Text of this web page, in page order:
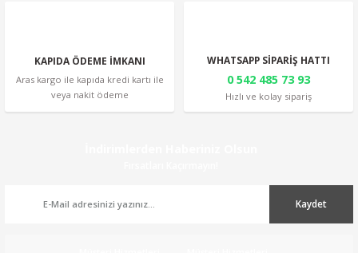
KAPIDA ÖDEME İMKANI
Aras kargo ile kapıda kredi kartı ile
veya nakit ödeme
WHATSAPP SİPARİŞ HATTI
0 542 485 73 93
Hızlı ve kolay sipariş
Kaydet